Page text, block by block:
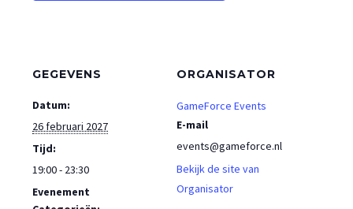
GEGEVENS
Datum:
26 februari 2027
Tijd:
19:00 - 23:30
Evenement
ORGANISATOR
GameForce Events
E-mail
events@gameforce.nl
Bekijk de site van
Organisator